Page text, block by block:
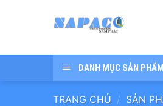
dung
DANH MỤC SẢN PHẨM
TRANG CHỦ / SẢN